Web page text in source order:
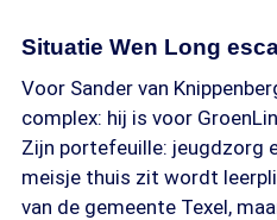
Situatie Wen Long
Voor Sander van
complex: hij is voor
Zijn portefeuille: jeugdzorg
meisje thuis zit wordt
van de gemeente Texel,